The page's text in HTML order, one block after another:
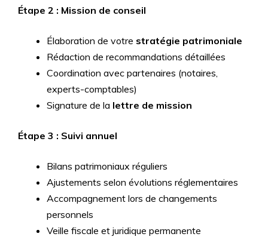
Étape 2 : Mission de conseil
Élaboration de votre stratégie patrimoniale
Rédaction de recommandations détaillées
Coordination avec partenaires (notaires,
experts-comptables)
Signature de la lettre de mission
Étape 3 : Suivi annuel
Bilans patrimoniaux réguliers
Ajustements selon évolutions réglementaires
Accompagnement lors de changements
personnels
Veille fiscale et juridique permanente